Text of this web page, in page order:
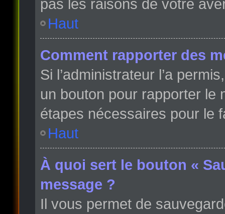
pas les raisons de votre
Haut
Comment rapporter des
Si l’administrateur l’a
un bouton pour rapporter le
étapes nécessaires pour le
Haut
À quoi sert le bouton «
message ?
Il vous permet de